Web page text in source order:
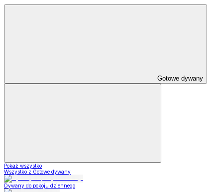
Gotowe dywany
Pokaż wszystko
Wszystko z Gotowe dywany
Dywany do pokoju dziennego